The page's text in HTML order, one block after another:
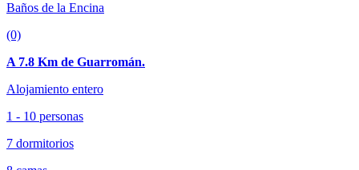
Baños de la Encina
(0)
A 7.8 Km de Guarromán.
Alojamiento entero
1 - 10 personas
7 dormitorios